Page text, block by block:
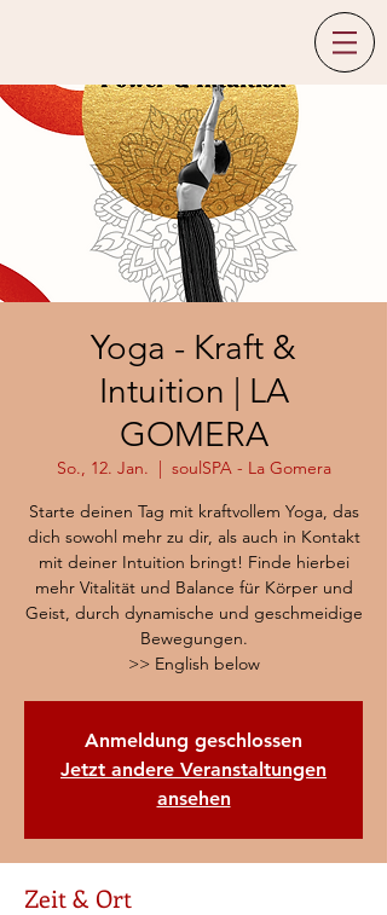
Yoga - Kraft &
Intuition | LA
GOMERA
So., 12. Jan.
  |
soulSPA - La Gomera
Starte deinen Tag mit kraftvollem Yoga, das
dich sowohl mehr zu dir, als auch in Kontakt
mit deiner Intuition bringt! Finde hierbei
mehr Vitalität und Balance für Körper und
Geist, durch dynamische und geschmeidige
Bewegungen.
>> English below
Anmeldung geschlossen
Jetzt andere Veranstaltungen
ansehen
Zeit & Ort